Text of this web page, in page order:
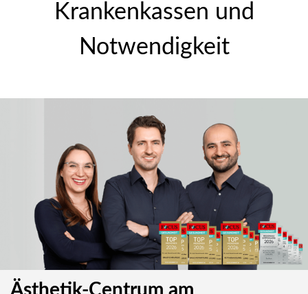
Krankenkassen und
Notwendigkeit
Ästhetik-Centrum am